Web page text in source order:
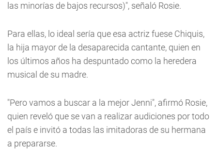
las minorías de bajos recursos)", señaló Rosie.
Para ellas, lo ideal sería que esa actriz fuese Chiquis,
la hija mayor de la desaparecida cantante, quien en
los últimos años ha despuntado como la heredera
musical de su madre.
"Pero vamos a buscar a la mejor Jenni", afirmó Rosie,
quien reveló que se van a realizar audiciones por todo
el país e invitó a todas las imitadoras de su hermana
a prepararse.